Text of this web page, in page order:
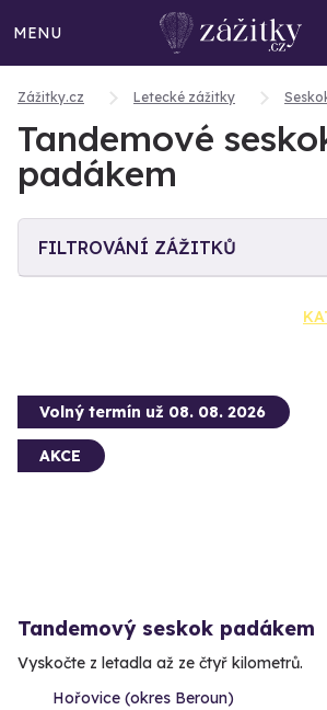
MENU
Zážitky.cz Letecké zážitky
Tandemové
padákem
FILTROVÁNÍ ZÁŽITKŮ
Volný termín už 08. 08. 2026
AKCE
Tandemový seskok padákem
Vyskočte z letadla až ze čtyř kilometrů.
Hořovice (okres Beroun)